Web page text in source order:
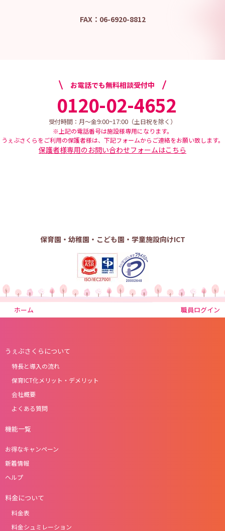
FAX：06-6920-8812
お電話でも無料相談受付中
0120-02-4652
受付時間：月～金9:00~17:00 （土日祝を除く）
※上記の電話番号は施設様専用になります。
うぇぶさくらをご利用の保護者様は、下記フォームからご連絡をお願い致します。
保護者様専用のお問い合わせフォームはこちら
保育園・幼稚園・こども園・学童施設向けICT
ホーム 職員ログイン
うぇぶさくらについて
特長と導入の流れ
保育ICT化メリット・デメリット
会社概要
よくある質問
機能一覧
お得なキャンペーン
新着情報
ヘルプ
料金について
料金表
料金シュミレーション